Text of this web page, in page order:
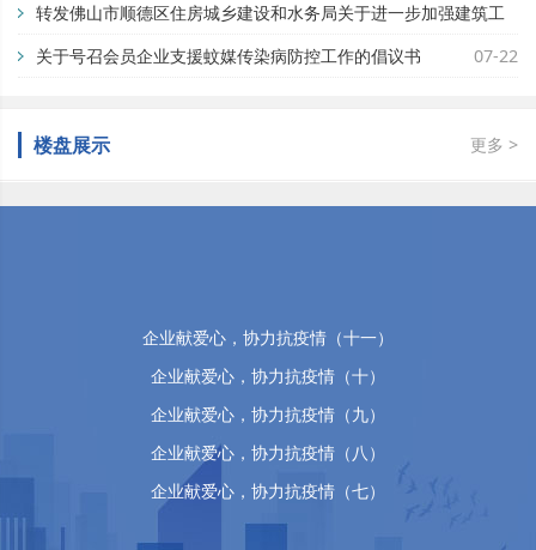
然资顺告〔2025〕93号】
11-28
产市场专项检查的通知
08-28
转发佛山市顺德区住房城乡建设和水务局关于进一步加强建筑工
地蚊媒传染病疫情防控工作的通知
07-29
关于号召会员企业支援蚊媒传染病防控工作的倡议书 07-22
楼盘展示 更多 >
企业献爱心，协力抗疫情（十一）
企业献爱心，协力抗疫情（十）
企业献爱心，协力抗疫情（九）
企业献爱心，协力抗疫情（八）
企业献爱心，协力抗疫情（七）
企业献爱心，协力抗疫情（六）